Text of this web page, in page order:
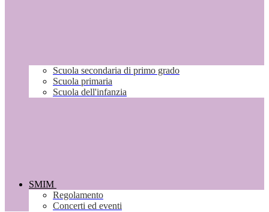
Scuola secondaria di primo grado
Scuola primaria
Scuola dell'infanzia
SMIM
Regolamento
Concerti ed eventi